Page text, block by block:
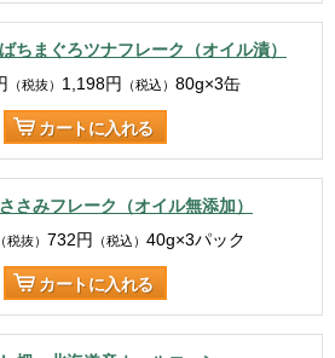
ちまぐろツナフレーク（オイル漬）
（税抜） 1,198円 （税込） 80g×3缶
カートに入れる
さみフレーク（オイル無添加）
（税抜） 732円 （税込） 40g×3パック
カートに入れる